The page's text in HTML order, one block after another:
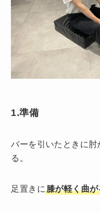
1.準備
バーを引いたときに
る。
足置きに膝が軽く曲